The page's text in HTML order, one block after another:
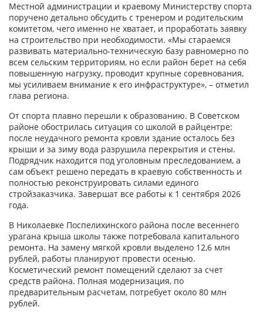
Местной администрации и краевому Министерству спорта
поручено детально обсудить с тренером и родительским
комитетом, чего именно не хватает, и проработать заявку
на строительство при необходимости. «Мы стараемся
развивать материально-техническую базу равномерно по
всем сельским территориям, но если район берет на себя
повышенную нагрузку, проводит крупные соревнования,
мы усиливаем внимание к его инфраструктуре», – отметил
глава региона.
От спорта плавно перешли к образованию. В Советском
районе обострилась ситуация со школой в райцентре:
после неудачного ремонта кровли здание осталось без
крыши и за зиму вода разрушила перекрытия и стены.
Подрядчик находится под уголовным преследованием, а
сам объект решено передать в краевую собственность и
полностью реконструи­ровать силами единого
стройзаказчика. Завершат все работы к 1 сентября 2026
года.
В Николаевке Поспелихинского района после весеннего
урагана крыша школы также потребовала капитального
ремонта. На замену мягкой кровли выделено 12,6 млн
рублей, работы планируют провести осенью.
Косметический ремонт помещений сделают за счет
средств района. Полная модернизация, по
предварительным расчетам, потребует около 80 млн
рублей.